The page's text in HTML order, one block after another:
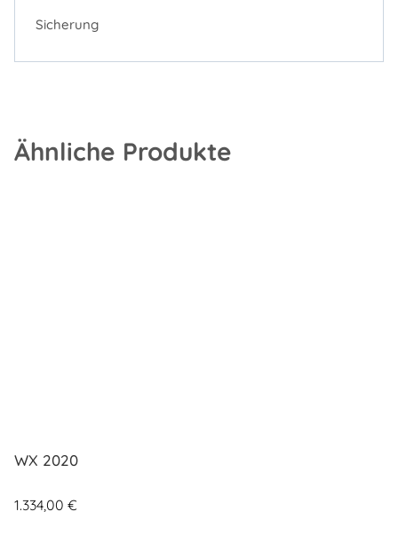
Sicherung
Ähnliche Produkte
WX 2020
1.334,00 €